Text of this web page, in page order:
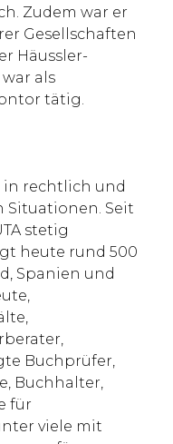
Zudem war er
Gesellschaften
Häussler-
als
tätig.
in rechtlich und
Seit
stetig
heute rund 500
Spanien und
Buchprüfer,
Buchhalter,
für
viele mit